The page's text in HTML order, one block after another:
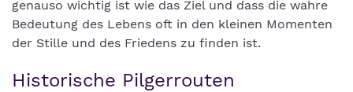
genauso wichtig ist wie das Ziel und dass die wahre
Bedeutung des Lebens oft in den kleinen Momenten
der Stille und des Friedens zu finden ist.
Historische Pilgerrouten